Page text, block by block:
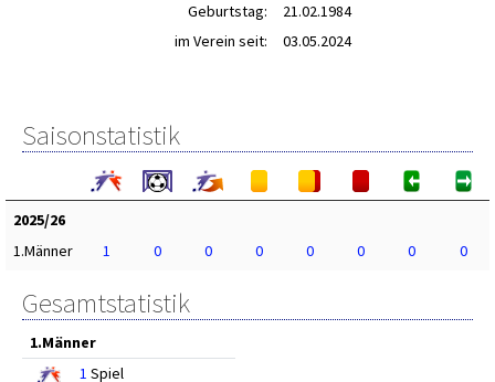
Geburtstag:
21.02.1984
im Verein seit:
03.05.2024
Saisonstatistik
2025/26
1.Männer
1 0 0 0 0 0 0 0
Gesamtstatistik
1.Männer
1 Spiel